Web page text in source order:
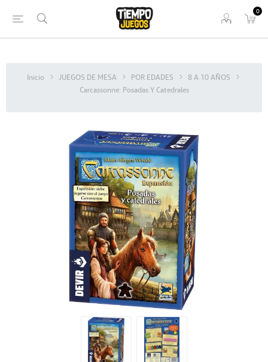
0
Inicio JUEGOS DE MESA POR EDADES
8 A 10 AÑOS
Carcassonne: Posadas Y Catedrales